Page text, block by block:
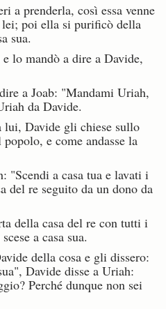
a prenderla, così essa venne
poi ella si purificò della
sua.
lo mandò a dire a Davide,
a Joab: "Mandami Uriah,
da Davide.
lui, Davide gli chiese sullo
e come andasse la
"Scendi a casa tua e lavati i
del re seguito da un dono da
della casa del re con tutti i
a casa sua.
della cosa e gli dissero:
Davide disse a Uriah:
Perché dunque non sei